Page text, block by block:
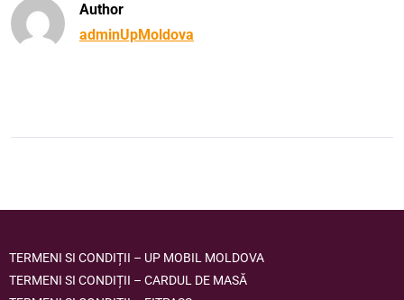
Author
adminUpMoldova
TERMENI SI CONDIȚII – UP MOBIL MOLDOVA
TERMENI SI CONDIȚII – CARDUL DE MASĂ